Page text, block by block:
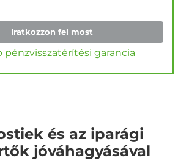
Iratkozzon fel most
pénzvisszatérítési garancia
és az iparági
jóváhagyásával